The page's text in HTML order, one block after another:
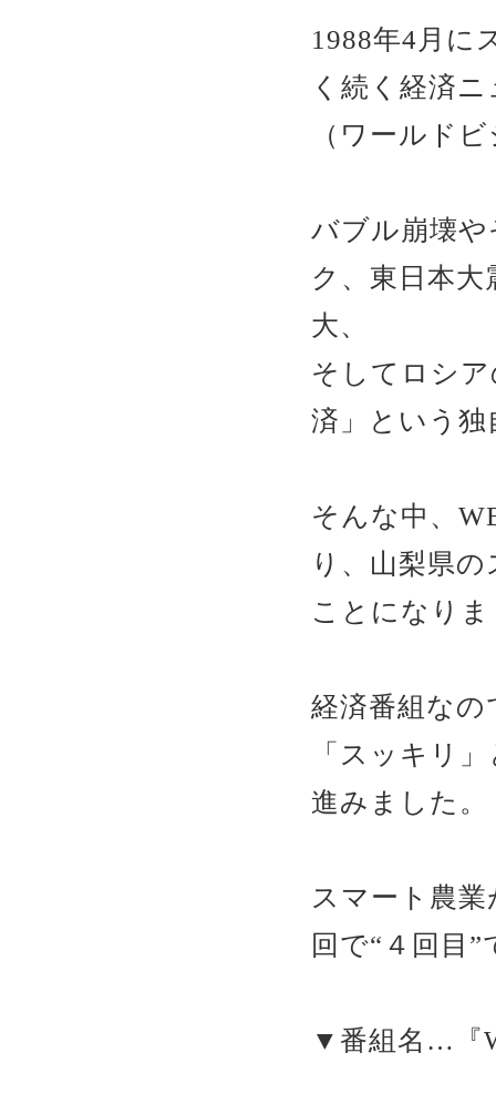
1988年4月に
く続く経済
（ワールド
バブル崩壊
ク、東日本
大、
そしてロシ
済」という
そんな中、
り、山梨県
ことになり
経済番組なの
「スッキリ
進みました。
スマート農
回で“４回目”
▼番組名…『